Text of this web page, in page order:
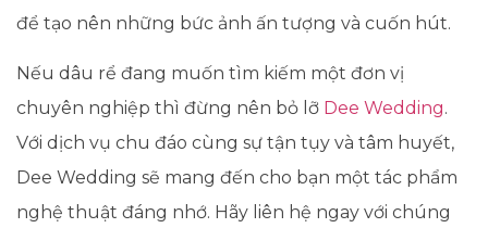
để tạo nên những bức ảnh ấn tượng và cuốn hút.
Nếu dâu rể đang muốn tìm kiếm một đơn vị
chuyên nghiệp thì đừng nên bỏ lỡ Dee Wedding.
Với dịch vụ chu đáo cùng sự tận tụy và tâm huyết,
Dee Wedding sẽ mang đến cho bạn một tác phẩm
nghệ thuật đáng nhớ. Hãy liên hệ ngay với chúng